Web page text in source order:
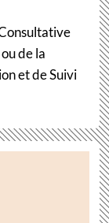
de la
et de Suivi